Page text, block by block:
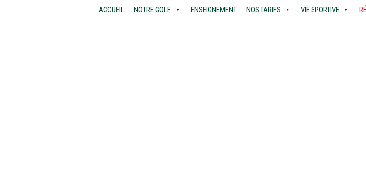
ACCUEIL NOTRE GOLF ENSEIGNEMENT NOS TARIFS VIE SPORTIVE